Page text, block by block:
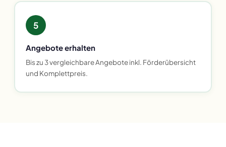
5
Angebote erhalten
Bis zu 3 vergleichbare Angebote inkl. Förderübersicht
und Komplettpreis.